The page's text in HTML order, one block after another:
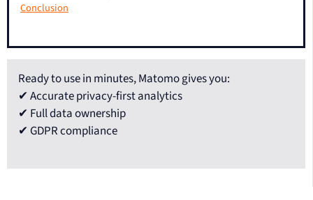
Conclusion
Ready to use in minutes, Matomo gives you:
✔ Accurate privacy-first analytics
✔ Full data ownership
✔ GDPR compliance